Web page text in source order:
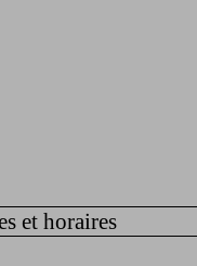
et horaires